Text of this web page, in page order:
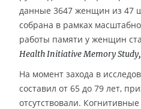
данные 3647 женщин из 47
собрана в рамках
работы памяти у женщин
Health Initiative Memory
На момент захода в
составил от 65 до 79 лет,
отсутствовали.